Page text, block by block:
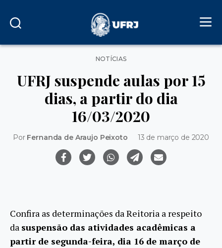
Categorias
NOTÍCIAS
UFRJ suspende aulas por 15
dias, a partir do dia
16/03/2020
Por Fernanda de Araujo Peixoto 13 de março de 2020
Confira as determinações da Reitoria a respeito
da suspensão das atividades acadêmicas a
partir de segunda-feira, dia 16 de março de